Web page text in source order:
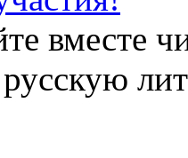
вместе